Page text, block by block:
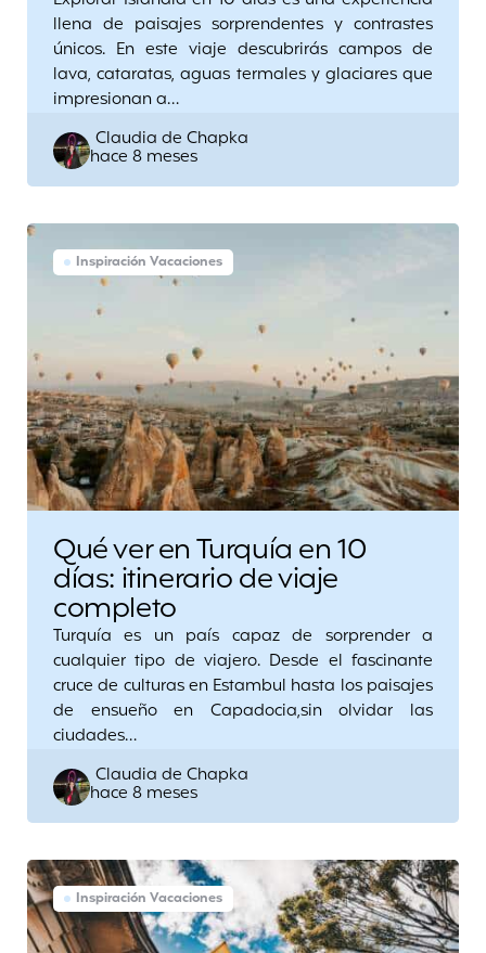
llena de paisajes sorprendentes y contrastes
únicos. En este viaje descubrirás campos de
lava, cataratas, aguas termales y glaciares que
impresionan a…
Posted
by
Claudia de Chapka
hace 8 meses
Inspiración Vacaciones
Qué ver en Turquía en 10
días: itinerario de viaje
completo
Turquía es un país capaz de sorprender a
cualquier tipo de viajero. Desde el fascinante
cruce de culturas en Estambul hasta los paisajes
de ensueño en Capadocia,sin olvidar las
ciudades…
Posted
by
Claudia de Chapka
hace 8 meses
Inspiración Vacaciones